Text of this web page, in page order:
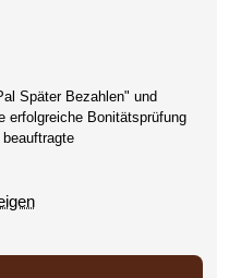
Später Bezahlen" und
erfolgreiche Bonitätsprüfung